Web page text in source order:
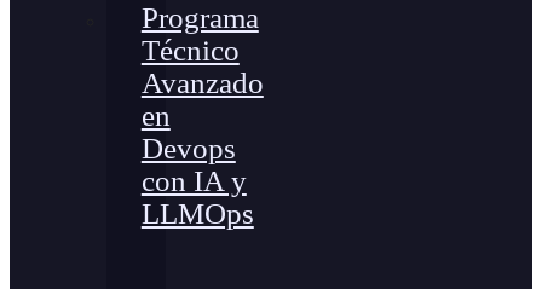
Programa
Técnico
Avanzado
en
Devops
con IA y
LLMOps